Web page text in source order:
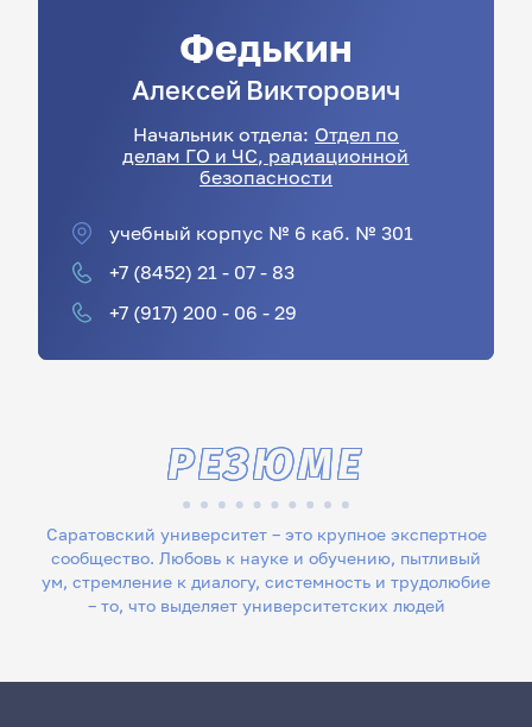
Федькин
Алексей Викторович
Начальник отдела: Отдел по
делам ГО и ЧС, радиационной
безопасности
учебный корпус № 6 каб. № 301
+7 (8452) 21 - 07 - 83
+7 (917) 200 - 06 - 29
Саратовский университет – это крупное экспертное
сообщество. Любовь к науке и обучению, пытливый
ум, стремление к диалогу, системность и трудолюбие
– то, что выделяет университетских людей
РЕЗЮМЕ